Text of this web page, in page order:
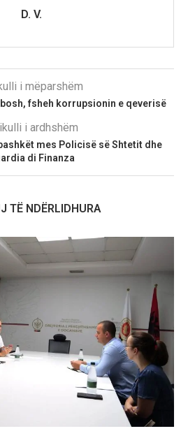
D. V.
i mëparshëm
fsheh korrupsionin e qeverisë
i ardhshëm
mes Policisë së Shtetit dhe
di Finanza
TË NDËRLIDHURA